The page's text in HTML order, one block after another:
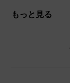
もっと見る